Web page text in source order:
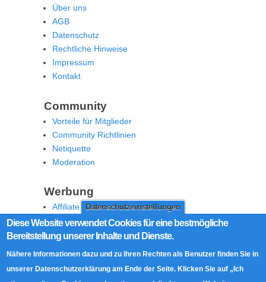
Datenschutzeinstellungen
Diese Website verwendet Cookies für eine bestmögliche
Bereitstellung unserer Inhalte und Dienste.
Nähere Informationen dazu und zu Ihren Rechten als Benutzer finden Sie in
unserer Datenschutzerklärung am Ende der Seite. Klicken Sie auf „Ich
Über uns
AGB
Datenschutz
Rechtliche Hinweise
Impressum
Kontakt
Community
Vorteile für Mitglieder
Community Richtlinien
Netiquette
Moderation
Werbung
Affiliate Offenlegung
Werben Sie auf MoW
Social Media
RSS Feed
Facebook